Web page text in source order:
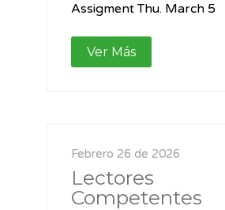
Assigment Thu. March 5
Ver Más
Febrero 26 de 2026
Lectores
Competentes